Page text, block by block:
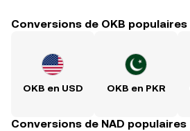
Conversions de OKB populaires
OKB en USD OKB en PKR
Conversions de NAD populaires